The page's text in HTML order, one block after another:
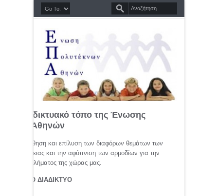
διαδικτυακό τόπο της Ένωσης
Αθηνών
προώθηση και επίλυση των διαφόρων θεμάτων των
οικογένειας και την αφύπνιση των αρμοδίων για την
προβλήματος της χώρας μας.
ΣΤΟ ΔΙΑΔΙΚΤΥΟ